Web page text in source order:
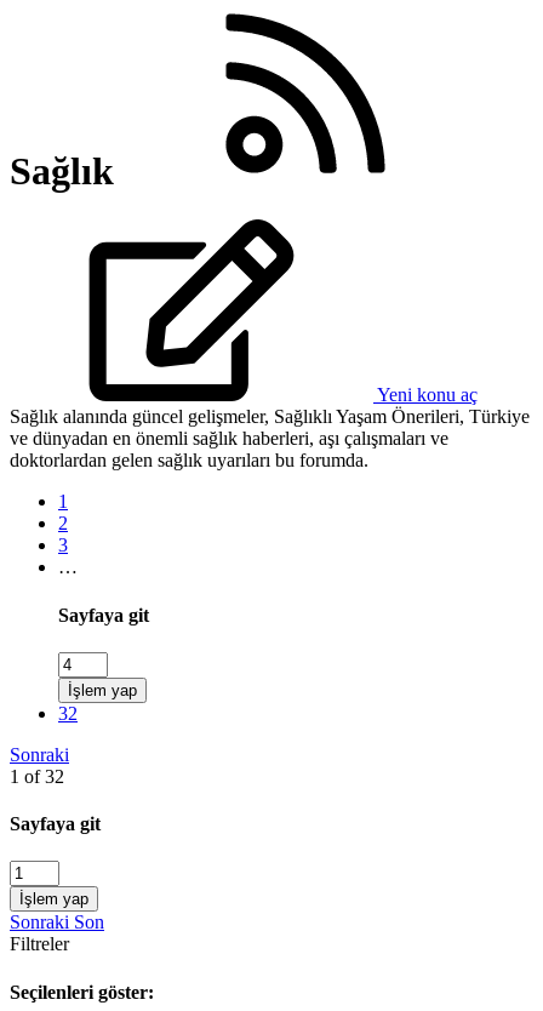
Sağlık
Yeni konu aç
Sağlık alanında güncel gelişmeler, Sağlıklı Yaşam Önerileri, Türkiye
ve dünyadan en önemli sağlık haberleri, aşı çalışmaları ve
doktorlardan gelen sağlık uyarıları bu forumda.
1
2
3
…
Sayfaya git
İşlem yap
32
Sonraki
1 of 32
Sayfaya git
İşlem yap
Sonraki Son
Filtreler
Seçilenleri göster: